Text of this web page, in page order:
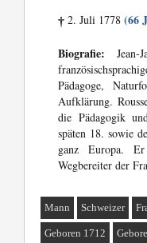
† 2. Juli 1778(66
Biografie: Jean-
Pädagoge,
Aufklärung.
die Pädagogik
späten 18. sowie
ganz Europa.
Wegbereiter der
Mann Schweizer
Geboren 1712